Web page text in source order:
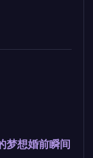
梦想婚前瞬间